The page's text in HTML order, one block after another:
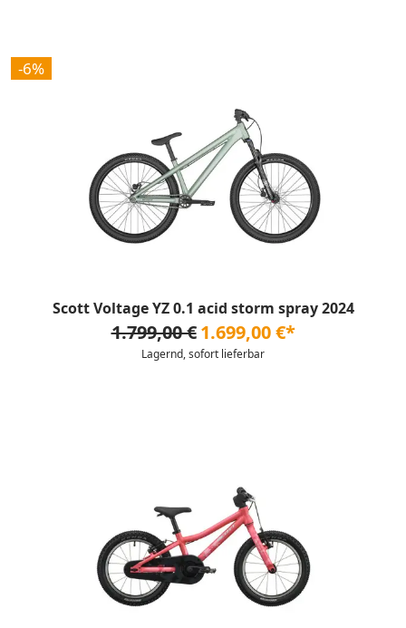
-6%
Scott Voltage YZ 0.1 acid storm spray 2024
1.799,00 € 1.699,00 €*
Lagernd, sofort lieferbar